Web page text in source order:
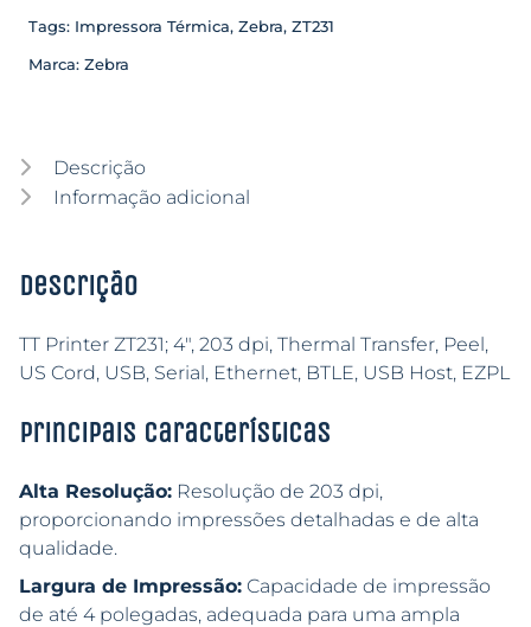
Tags: Impressora Térmica, Zebra, ZT231
Marca: Zebra
Descrição
Informação adicional
Descrição
TT Printer ZT231; 4″, 203 dpi, Thermal Transfer, Peel,
US Cord, USB, Serial, Ethernet, BTLE, USB Host, EZPL
Principais características
Alta Resolução: Resolução de 203 dpi,
proporcionando impressões detalhadas e de alta
qualidade.
Largura de Impressão: Capacidade de impressão
de até 4 polegadas, adequada para uma ampla